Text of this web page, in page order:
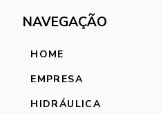
NAVEGAÇÃO
HOME
EMPRESA
HIDRÁULICA